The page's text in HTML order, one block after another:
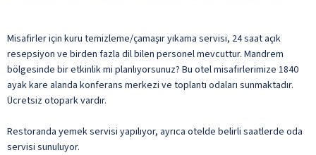
Misafirler için kuru temizleme/çamaşır yıkama servisi, 24 saat açık
resepsiyon ve birden fazla dil bilen personel mevcuttur. Mandrem
bölgesinde bir etkinlik mi planlıyorsunuz? Bu otel misafirlerimize 1840
ayak kare alanda konferans merkezi ve toplantı odaları sunmaktadır.
Ücretsiz otopark vardır.
Restoranda yemek servisi yapılıyor, ayrıca otelde belirli saatlerde oda
servisi sunuluyor.